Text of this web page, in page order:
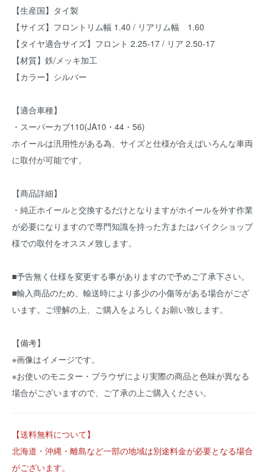
【生産国】タイ製
【サイズ】フロントリム幅 1.40 / リアリム幅 1.60
【タイヤ適合サイズ】フロント 2.25-17 / リア 2.50-17
【材質】鉄/メッキ加工
【カラー】シルバー
【適合車種】
・スーパーカブ110(JA10・44・56)
ホイールは汎用性がある為、サイズと仕様が合えばいろんな車両
に取付が可能です。
【商品詳細】
・純正ホイールと交換するだけとなりますがホイールを外す作業
が必要になりますので専門知識を持った方またはバイクショップ
様での取付をオススメ致します。
■予告無く仕様を変更する事がありますので予めご了承下さい。
■輸入商品のため、輸送時により多少の小傷等がある場合がござ
います。ご理解の上、ご購入をよろしくお願い致します。
【備考】
※画像はイメージです。
※お使いのモニター・ブラウザにより実際の商品と色味が異なる
場合がございますので、ご了承の上ご購入ください。
【送料無料について】
北海道・沖縄・離島など一部の地域は別途料金が必要となる場合
がございます。